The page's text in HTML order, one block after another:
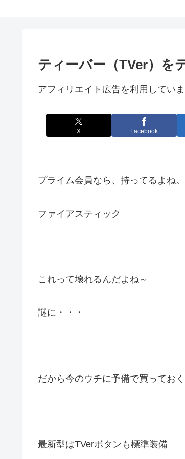
ティーバー（TVer）を
アフィリエイト広告を利用してい
X Facebook
プライム会員なら、持ってるよね。
ファイアスティック
これって壊れるんだよね～
謎に・・・
だから今のウチに予備で買っておく
最新型はTVerボタンも標準装備